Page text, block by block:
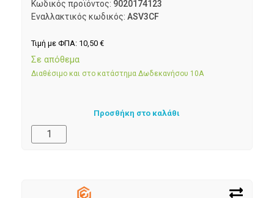
Κωδικός προϊόντος: 9020174123
Εναλλακτικός κωδικός: ASV3CF
Τιμή με ΦΠΑ: 10,50 €
Σε απόθεμα
Διαθέσιμο και στο κατάστημα Δωδεκανήσου 10Α
Προσθήκη στο καλάθι